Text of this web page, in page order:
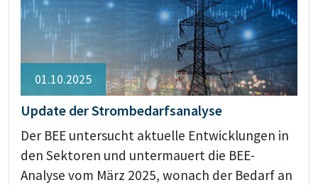
01.10.2025
Update der Strombedarfsanalyse
Der BEE untersucht aktuelle Entwicklungen in
den Sektoren und untermauert die BEE-
Analyse vom März 2025, wonach der Bedarf an